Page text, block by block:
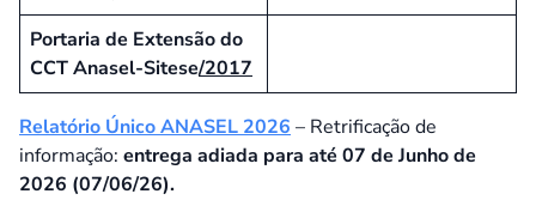
Portaria de Extensão do
CCT Anasel-Sitese/2017
Relatório Único ANASEL 2026 – Retrificação de
informação: entrega adiada para até 07 de Junho de
2026 (07/06/26).